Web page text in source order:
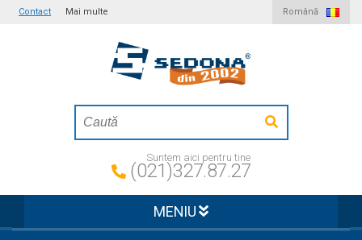
Contact Mai multe Română
Suntem aici pentru tine
(021)327.87.27
MENIU